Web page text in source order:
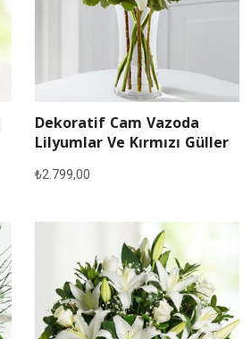
Dekoratif Cam Vazoda
Lilyumlar Ve Kırmızı Güller
₺2.799,00